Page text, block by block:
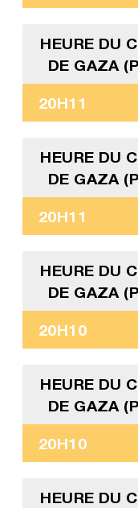
HEURE DU
DE GAZA
20H11
HEURE DU
DE GAZA
20H11
HEURE DU
DE GAZA
20H10
HEURE DU
DE GAZA
20H10
HEURE DU